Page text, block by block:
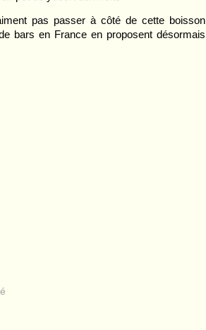
pas passer à côté de cette boisson
bars en France en proposent désormais